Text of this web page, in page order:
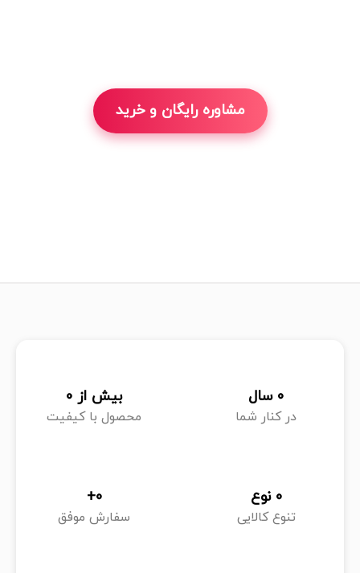
مشاوره رایگان و خرید
در کنار شما
0 سال
محصول با کیفیت
بیش از 0
تنوع کالایی
0 نوع
سفارش موفق
0
+